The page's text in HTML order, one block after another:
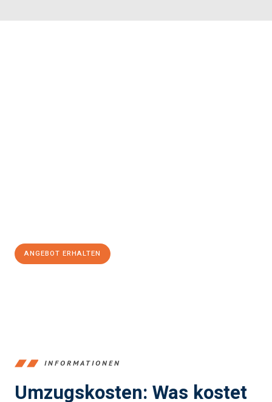
ANGEBOT ERHALTEN
INFORMATIONEN
Umzugskosten: Was kostet